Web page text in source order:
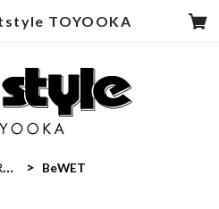
TOYOOKA
BeWET